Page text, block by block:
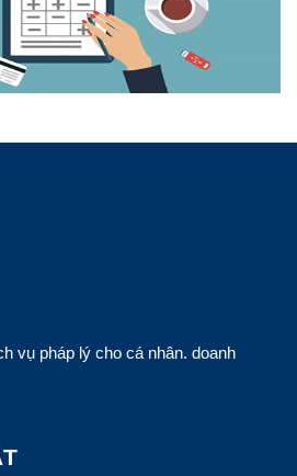
vụ pháp lý cho cá nhân. doanh